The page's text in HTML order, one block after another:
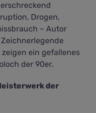
Drogen,
– Autor
ein gefallenes
der 90er.
der